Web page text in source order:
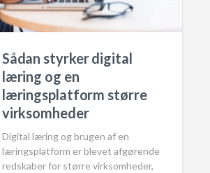
Sådan styrker digital
læring og en
læringsplatform større
virksomheder
Digital læring og brugen af en
læringsplatform er blevet afgørende
redskaber for større virksomheder,